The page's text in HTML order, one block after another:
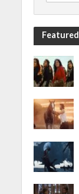
Featured